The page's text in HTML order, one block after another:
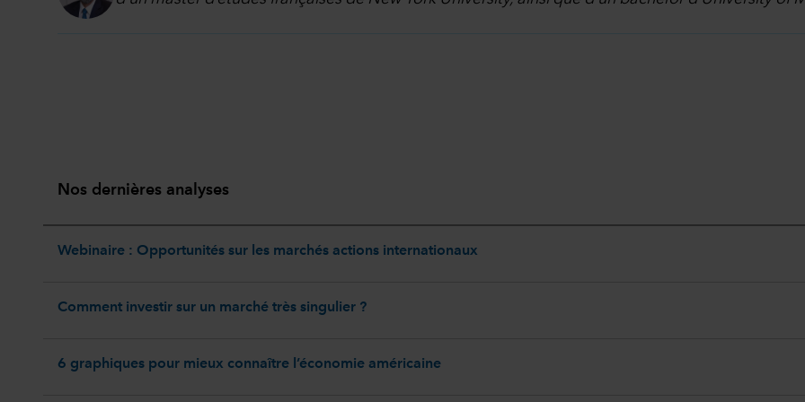
Nos dernières analyses
Webinaire : Opportunités sur les marchés actions internationaux
Comment investir sur un marché très singulier ?
6 graphiques pour mieux connaître l’économie américaine